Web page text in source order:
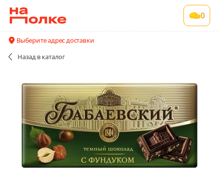
0
Выберите адрес доставки
Назад в каталог
Шоколад Бабаевский темный с фундуком 90
гр., обертка